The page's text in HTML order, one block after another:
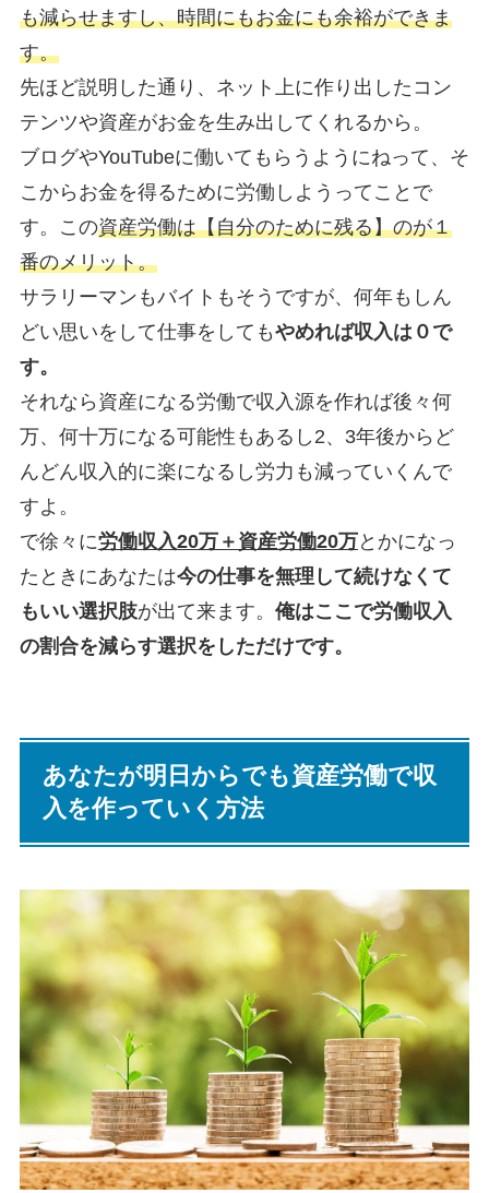
も減らせますし、時間にもお金にも余裕ができま
す。
先ほど説明した通り、ネット上に作り出したコン
テンツや資産がお金を生み出してくれるから。
ブログやYouTubeに働いてもらうようにねって、そ
こからお金を得るために労働しようってことで
す。
この資産労働は【自分のために残る】のが１
番のメリット。
サラリーマンもバイトもそうですが、何年もしん
どい思いをして仕事をしてもやめれば収入は０で
す。
それなら資産になる労働で収入源を作れば後々何
万、何十万になる可能性もあるし2、3年後からど
んどん収入的に楽になるし労力も減っていくんで
すよ。
で徐々に労働収入20万＋資産労働20万とかになっ
たときにあなたは今の仕事を無理して続けなくて
もいい選択肢が出て来ます。 俺はここで労働収入
の割合を減らす選択をしただけです。
あなたが明日からでも資産労働で収
入を作っていく方法